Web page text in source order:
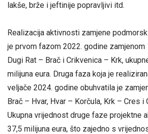
lakše, brže i jeftinije popravljivi itd.
Realizacija aktivnosti zamjene
je prvom fazom 2022. godine zamjenom
Dugi Rat – Brač i Crikvenica – Krk,
milijuna eura. Druga faza koja je
veljače 2024. godine obuhvatila je
Brač – Hvar, Hvar – Korčula, Krk – Cres i
Ukupna vrijednost druge faze projektne
37,5 milijuna eura, što zajedno s